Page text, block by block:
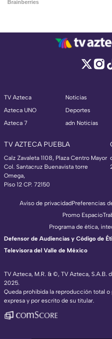
TV Azteca
Azteca UNO
Azteca 7
Noticias
Deportes
adn Noticias
TV AZTECA PUEBLA
Calz Zavaleta 1108, Plaza Centro Mayor
Col. Santacruz Buenavista torre
Omega,
Piso 12 CP. 72150
TV Azteca, M.R. & ©, TV Azteca, S.A.B.
2025.
Queda prohibida la reproducción total
expresa y por escrito de su titular.
Aviso de privacidadPreferencias
Promo Espacio
Programa de ética,
Defensor de Audiencias y Código de
Televisora del Valle de México